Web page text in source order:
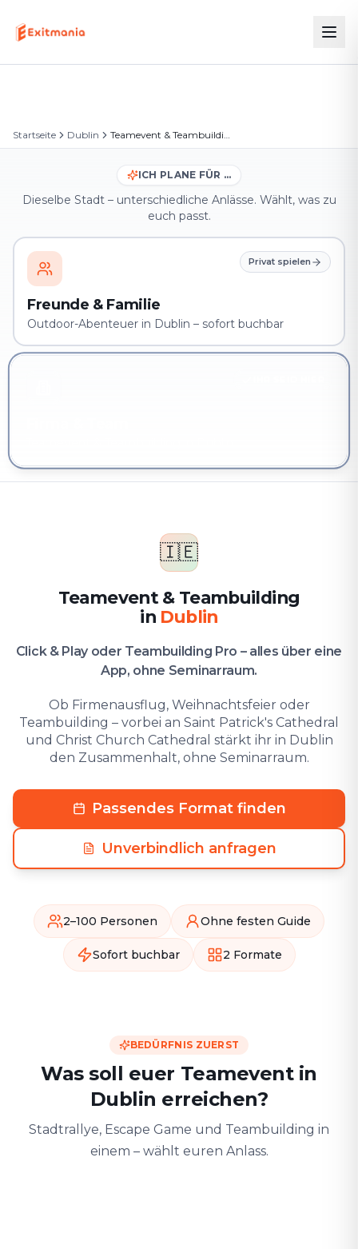
Startseite Dublin Teamevent & Teambuilding in Dublin
ICH PLANE FÜR …
Dieselbe Stadt – unterschiedliche Anlässe. Wählt, was zu
euch passt.
Privat spielen
Freunde & Familie
Outdoor-Abenteuer in Dublin – sofort buchbar
🇮🇪
Teamevent & Teambuilding
in Dublin
Click & Play oder Teambuilding Pro – alles über eine
App, ohne Seminarraum.
Ob Firmenausflug, Weihnachtsfeier oder
Teambuilding – vorbei an Saint Patrick's Cathedral
und Christ Church Cathedral stärkt ihr in Dublin
den Zusammenhalt, ohne Seminarraum.
Passendes Format finden
Unverbindlich anfragen
2–100 Personen Ohne festen Guide
Sofort buchbar 2 Formate
BEDÜRFNIS ZUERST
Was soll euer Teamevent in
Dublin erreichen?
Stadtrallye, Escape Game und Teambuilding in
einem – wählt euren Anlass.